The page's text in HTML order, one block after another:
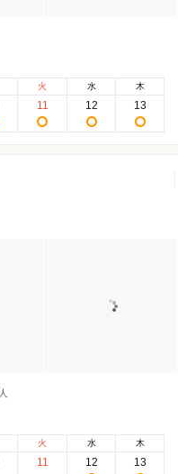
火
11
水
12
木
13
人
火
11
水
12
木
13